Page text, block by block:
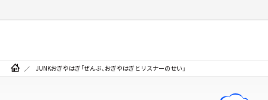
JUNKおぎやはぎ「ぜんぶ、おぎやはぎとリスナーのせい」